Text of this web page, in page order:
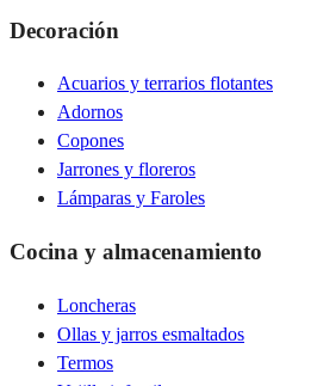
Decoración
Acuarios y terrarios flotantes
Adornos
Copones
Jarrones y floreros
Lámparas y Faroles
Cocina y almacenamiento
Loncheras
Ollas y jarros esmaltados
Termos